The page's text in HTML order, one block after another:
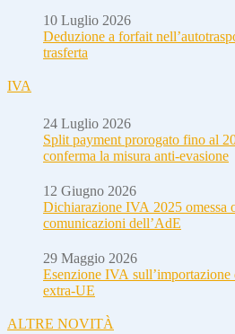
10 Luglio 2026
Deduzione a forfait
trasferta
IVA
24 Luglio 2026
Split payment prorogato fino al
conferma la misura anti-evasione
12 Giugno 2026
Dichiarazione IVA 2025 omessa
comunicazioni dell’AdE
29 Maggio 2026
Esenzione IVA sull’importazione
extra-UE
ALTRE NOVITÀ